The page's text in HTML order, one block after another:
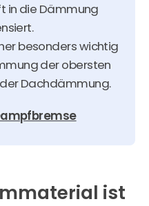
in die Dämmung
besonders wichtig
der obersten
Dachdämmung.
ist